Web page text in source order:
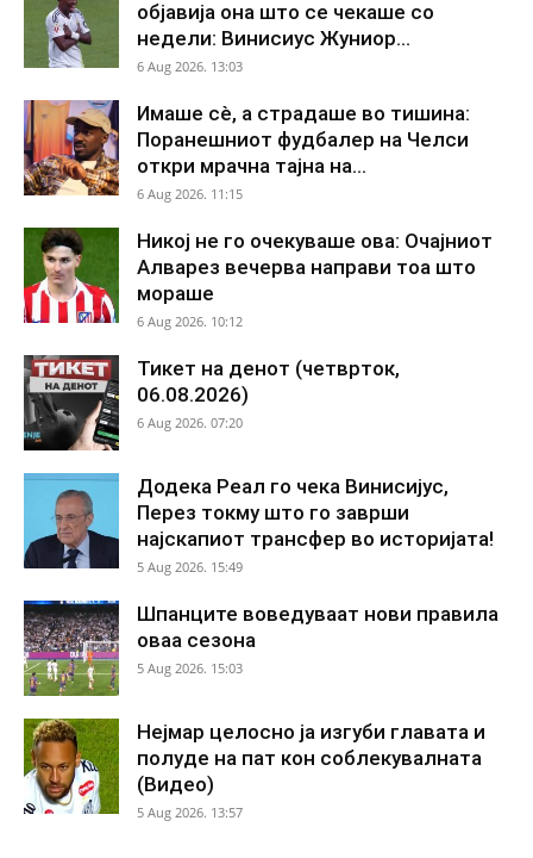
објавија она што се чекаше со
недели: Винисиус Жуниор...
6 Aug 2026. 13:03
Имаше сè, а страдаше во тишина:
Поранешниот фудбалер на Челси
откри мрачна тајна на...
6 Aug 2026. 11:15
Никој не го очекуваше ова: Очајниот
Алварез вечерва направи тоа што
мораше
6 Aug 2026. 10:12
Тикет на денот (четврток,
06.08.2026)
6 Aug 2026. 07:20
Додека Реал го чека Винисијус,
Перез токму што го заврши
најскапиот трансфер во историјата!
5 Aug 2026. 15:49
Шпанците воведуваат нови правила
оваа сезона
5 Aug 2026. 15:03
Нејмар целосно ја изгуби главата и
полуде на пат кон соблекувалната
(Видео)
5 Aug 2026. 13:57